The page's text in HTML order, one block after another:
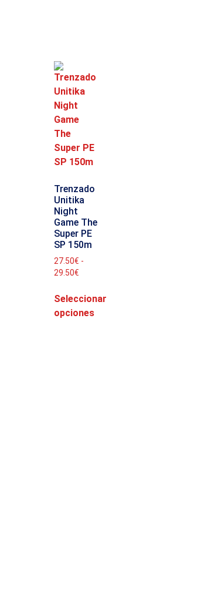
Trenzado
Unitika
Night
Game The
Super PE
SP 150m
27.50€ -
29.50€
Seleccionar
opciones